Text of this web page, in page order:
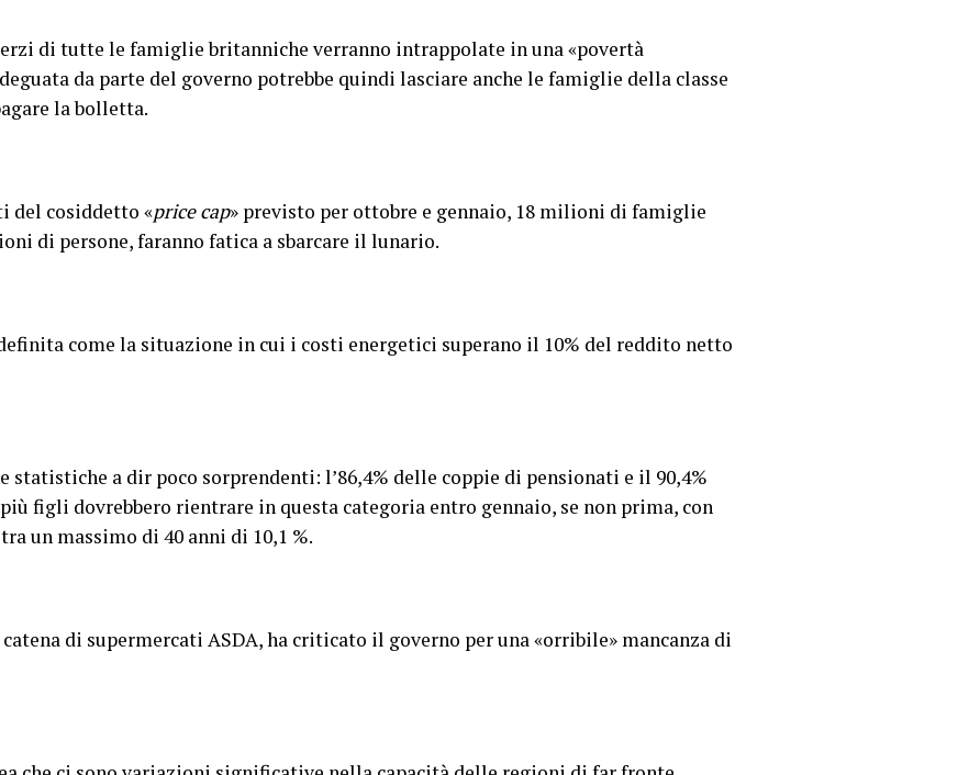
di tutte le famiglie britanniche verranno intrappolate in una «povertà
da parte del governo potrebbe quindi lasciare anche le famiglie della classe
la bolletta.
del cosiddetto «price cap» previsto per ottobre e gennaio, 18 milioni di famiglie
di persone, faranno fatica a sbarcare il lunario.
come la situazione in cui i costi energetici superano il 10% del reddito netto
statistiche a dir poco sorprendenti: l’86,4% delle coppie di pensionati e il 90,4%
figli dovrebbero rientrare in questa categoria entro gennaio, se non prima, con
un massimo di 40 anni di 10,1 %.
di supermercati ASDA, ha criticato il governo per una «orribile» mancanza di